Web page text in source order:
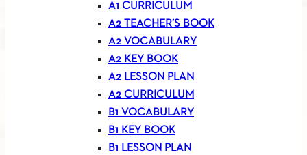
A1 CURRICULUM
A2 TEACHER’S BOOK
A2 VOCABULARY
A2 KEY BOOK
A2 LESSON PLAN
A2 CURRICULUM
B1 VOCABULARY
B1 KEY BOOK
B1 LESSON PLAN